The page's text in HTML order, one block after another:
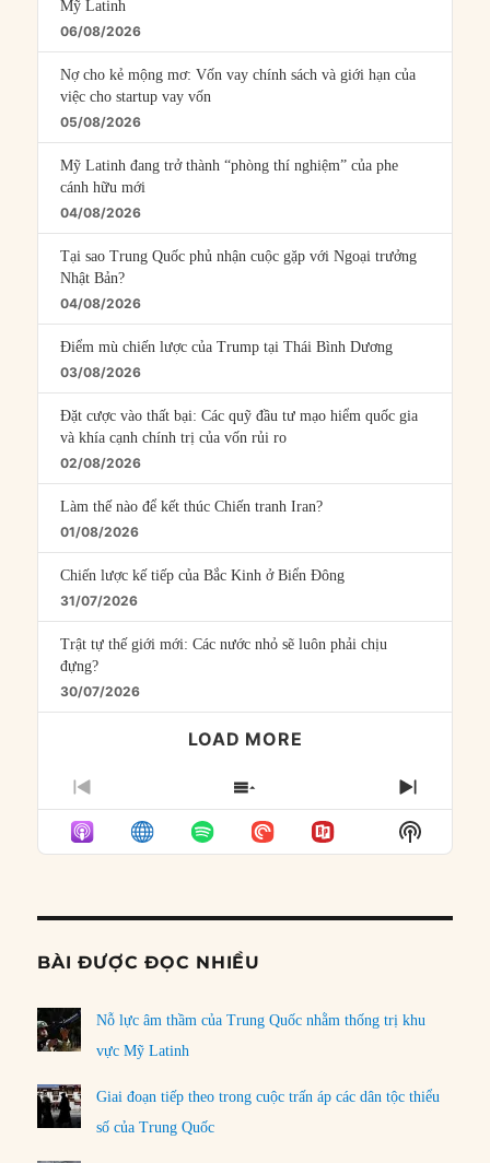
Mỹ Latinh
06/08/2026
Nợ cho kẻ mộng mơ: Vốn vay chính sách và giới hạn của
việc cho startup vay vốn
05/08/2026
Mỹ Latinh đang trở thành “phòng thí nghiệm” của phe
cánh hữu mới
04/08/2026
Tại sao Trung Quốc phủ nhận cuộc gặp với Ngoại trưởng
Nhật Bản?
04/08/2026
Điểm mù chiến lược của Trump tại Thái Bình Dương
03/08/2026
Đặt cược vào thất bại: Các quỹ đầu tư mạo hiểm quốc gia
và khía cạnh chính trị của vốn rủi ro
02/08/2026
Làm thế nào để kết thúc Chiến tranh Iran?
01/08/2026
Chiến lược kế tiếp của Bắc Kinh ở Biển Đông
31/07/2026
Trật tự thế giới mới: Các nước nhỏ sẽ luôn phải chịu
đựng?
30/07/2026
LOAD MORE
PREVIOUS
EPISODE
SHOW
EPISODES
LIST
NEXT
Show
Podcast
BÀI ĐƯỢC ĐỌC NHIỀU
Nỗ lực âm thầm của Trung Quốc nhằm thống trị khu
vực Mỹ Latinh
Giai đoạn tiếp theo trong cuộc trấn áp các dân tộc thiểu
số của Trung Quốc